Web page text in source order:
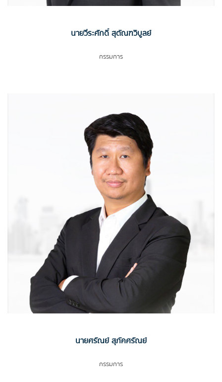
นายวีระศักดิ์ สุตัณฑวิบูลย์
กรรมการ
นายศรัณย์ สุภัคศรัณย์
กรรมการ